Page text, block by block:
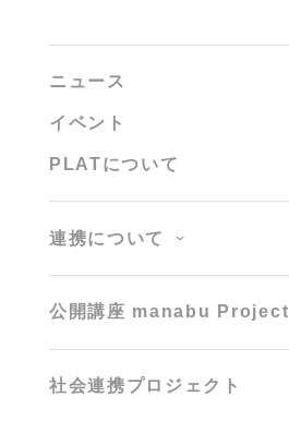
ニュース
イベント
PLATについて
連携について
公開講座 manabu Project
社会連携プロジェクト